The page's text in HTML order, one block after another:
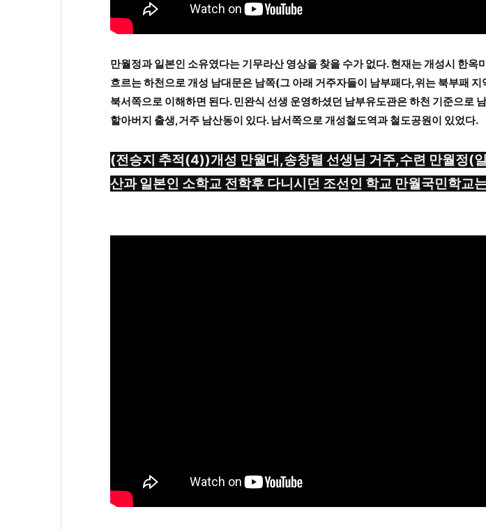
만월정과 일본인 소유였다는 기무라산 영상을 찾을 수가 없다. 현재는 개성시 한옥
흐르는 하천으로 개성 남대문은 남쪽(그 아래 거주자들이 남부패다,위는 북부패
북서쪽으로 이해하면 된다. 민완식 선생 운영하셨던 남부유도관은 하천 기준으로
할아버지 출생,거주 남산동이 있다. 남서쪽으로 개성철도역과 철도공원이 있었다.
(전승지 추적(4))개성 만월대,송창렬 선생님 거주,수련 만월정(
산과 일본인 소학교 전학후 다니시던 조선인 학교 만월국민학교